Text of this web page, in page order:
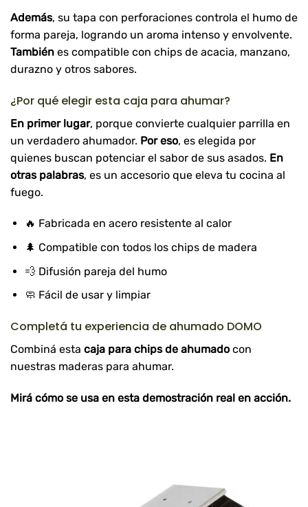
Además, su tapa con perforaciones controla el humo de
forma pareja, logrando un aroma intenso y envolvente.
También es compatible con chips de acacia, manzano,
durazno y otros sabores.
¿Por qué elegir esta caja para ahumar?
En primer lugar, porque convierte cualquier parrilla en
un verdadero ahumador. Por eso, es elegida por
quienes buscan potenciar el sabor de sus asados. En
otras palabras, es un accesorio que eleva tu cocina al
fuego.
🔥 Fabricada en acero resistente al calor
🌲 Compatible con todos los chips de madera
💨 Difusión pareja del humo
🧼 Fácil de usar y limpiar
Completá tu experiencia de ahumado DOMO
Combiná esta caja para chips de ahumado con
nuestras maderas para ahumar.
Mirá cómo se usa en esta demostración real en acción.